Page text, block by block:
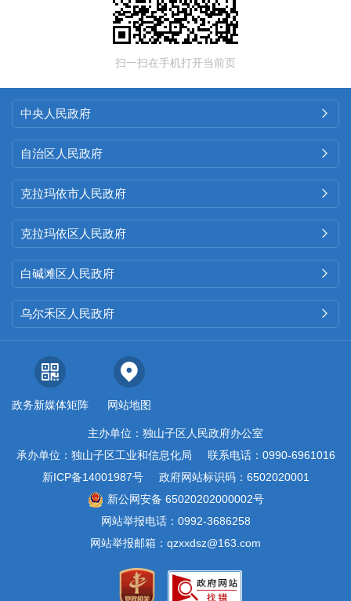
扫一扫在手机打开当前页
中央人民政府 
自治区人民政府 
克拉玛依市人民政府 
克拉玛依区人民政府 
白碱滩区人民政府 
乌尔禾区人民政府 
政务新媒体矩阵 网站地图
主办单位：独山子区人民政府办公室
承办单位：独山子区工业和信息化局
联系电话：0990-6961016
新ICP备14001987号
政府网站标识码：6502020001
新公网安备 65020202000002号
网站举报电话：0992-3686258
网站举报邮箱：qzxxdsz@163.com